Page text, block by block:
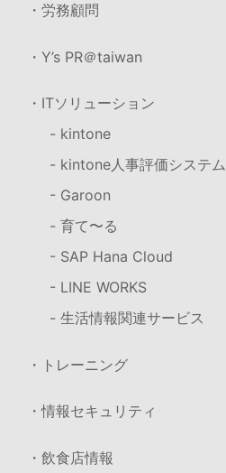
・労務顧問
・Y’s PR＠taiwan
・ITソリューション
- kintone
- kintone人事評価システム
- Garoon
- 育て〜る
- SAP Hana Cloud
- LINE WORKS
- 生活情報関連サービス
・トレーニング
・情報セキュリティ
・飲食店情報